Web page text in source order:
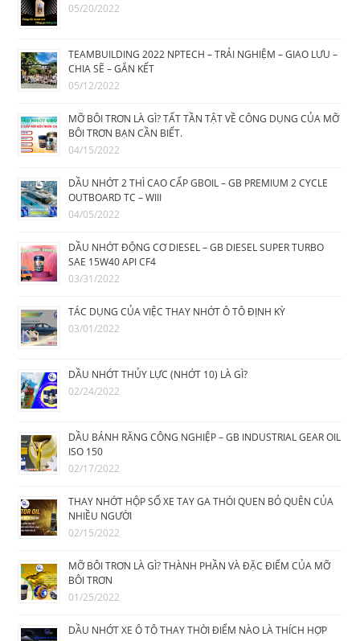
05/20/2022
TEAMBUILDING 2022 NPTECH – TRẢI NGHIỆM – GIAO LƯU –
CHIA SẼ – GẮN KẾT
05/12/2022
MỠ BÔI TRƠN LÀ GÌ? TẤT TẦN TẬT VỀ CÔNG DỤNG CỦA MỠ
BÔI TRƠN BẠN CẦN BIẾT.
04/15/2022
DẦU NHỚT 2 THÌ CAO CẤP GBOIL – GB PREMIUM 2 CYCLE
OUTBOARD TC – WIII
04/05/2022
DẦU NHỚT ĐỘNG CƠ DIESEL – GB DIESEL SUPER TURBO
SAE 15W40 API CF4
03/31/2022
TÁC DỤNG CỦA VIỆC THAY NHỚT Ô TÔ ĐỊNH KỲ
03/01/2022
DẦU NHỚT THỦY LỰC (NHỚT 10) LÀ GÌ?
02/24/2022
DẦU BÁNH RĂNG CÔNG NGHIỆP – GB INDUSTRIAL GEAR OIL
ISO 150
02/17/2022
THAY NHỚT HỘP SỐ XE TAY GA THÓI QUEN BỎ QUÊN CỦA
NHIỀU NGƯỜI
02/15/2022
MỠ BÔI TRƠN LÀ GÌ? THÀNH PHẦN VÀ ĐẶC ĐIỂM CỦA MỠ
BÔI TRƠN
01/25/2022
DẦU NHỚT XE Ô TÔ THAY THỜI ĐIỂM NÀO LÀ THÍCH HỢP